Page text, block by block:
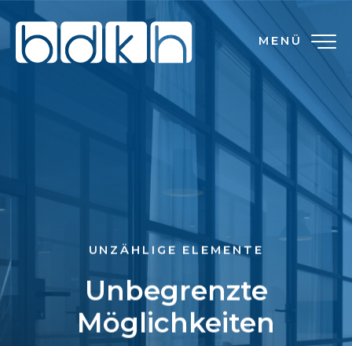
MENÜ
UNZÄHLIGE ELEMENTE
Unbegrenzte
Möglichkeiten